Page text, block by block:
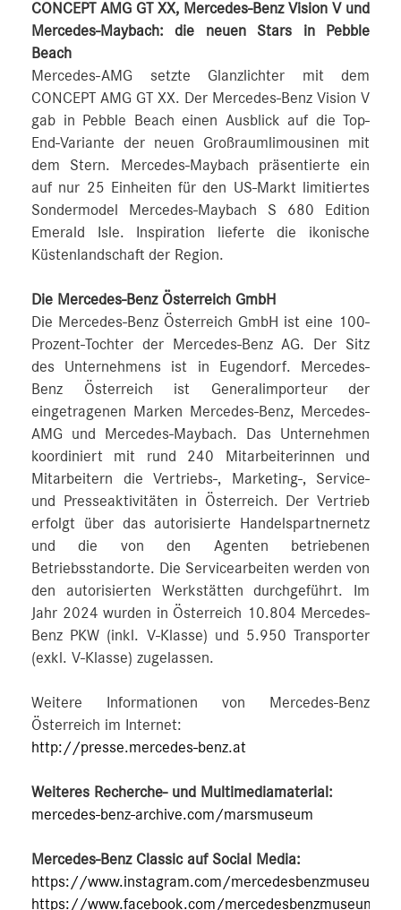
CONCEPT AMG GT XX, Mercedes-Benz Vision V und
Mercedes-Maybach: die neuen Stars in Pebble
Beach
Mercedes-AMG setzte Glanzlichter mit dem
CONCEPT AMG GT XX. Der Mercedes-Benz Vision V
gab in Pebble Beach einen Ausblick auf die Top-
End-Variante der neuen Großraumlimousinen mit
dem Stern. Mercedes-Maybach präsentierte ein
auf nur 25 Einheiten für den US-Markt limitiertes
Sondermodel Mercedes-Maybach S 680 Edition
Emerald Isle. Inspiration lieferte die ikonische
Küstenlandschaft der Region.
Die Mercedes-Benz Österreich GmbH
Die Mercedes-Benz Österreich GmbH ist eine 100-
Prozent-Tochter der Mercedes-Benz AG. Der Sitz
des Unternehmens ist in Eugendorf. Mercedes-
Benz Österreich ist Generalimporteur der
eingetragenen Marken Mercedes-Benz, Mercedes-
AMG und Mercedes-Maybach. Das Unternehmen
koordiniert mit rund 240 Mitarbeiterinnen und
Mitarbeitern die Vertriebs-, Marketing-, Service-
und Presseaktivitäten in Österreich. Der Vertrieb
erfolgt über das autorisierte Handelspartnernetz
und die von den Agenten betriebenen
Betriebsstandorte. Die Servicearbeiten werden von
den autorisierten Werkstätten durchgeführt. Im
Jahr 2024 wurden in Österreich 10.804 Mercedes-
Benz PKW (inkl. V-Klasse) und 5.950 Transporter
(exkl. V-Klasse) zugelassen.
Weitere Informationen von Mercedes-Benz
Österreich im Internet:
http://presse.mercedes-benz.at
Weiteres Recherche- und Multimediamaterial:
mercedes-benz-archive.com/marsmuseum
Mercedes-Benz Classic auf Social Media:
https://www.instagram.com/mercedesbenzmuseum
https://www.facebook.com/mercedesbenzmuseum